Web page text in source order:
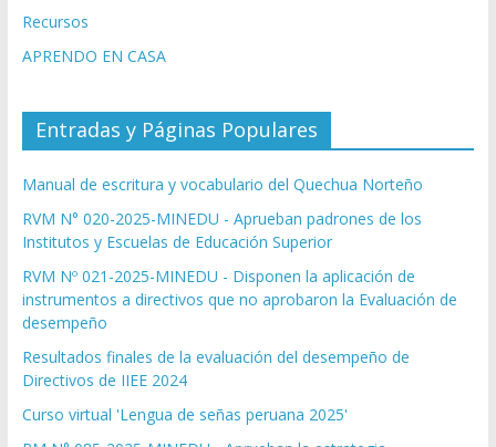
Recursos
APRENDO EN CASA
Entradas y Páginas Populares
Manual de escritura y vocabulario del Quechua Norteño
RVM N° 020-2025-MINEDU - Aprueban padrones de los
Institutos y Escuelas de Educación Superior
RVM Nº 021-2025-MINEDU - Disponen la aplicación de
instrumentos a directivos que no aprobaron la Evaluación de
desempeño
Resultados finales de la evaluación del desempeño de
Directivos de IIEE 2024
Curso virtual 'Lengua de señas peruana 2025'